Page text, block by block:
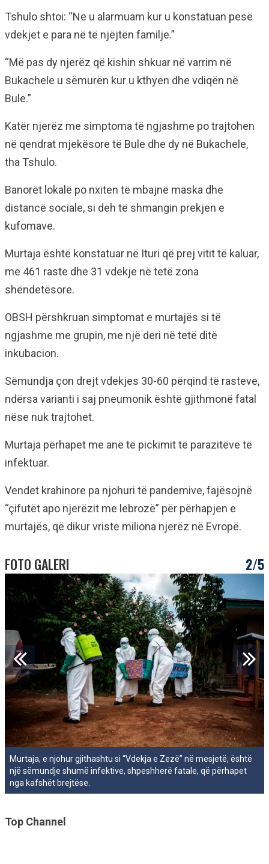
Tshulo shtoi: “Ne u alarmuam kur u konstatuan pesë
vdekjet e para në të njëjtën familje.”
“Më pas dy njerëz që kishin shkuar në varrim në
Bukachele u sëmurën kur u kthyen dhe vdiqën në
Bule.”
Katër njerëz me simptoma të ngjashme po trajtohen
në qendrat mjekësore të Bule dhe dy në Bukachele,
tha Tshulo.
Banorët lokalë po nxiten të mbajnë maska dhe
distancë sociale, si deh të shmangin prekjen e
kufomave.
Murtaja është konstatuar në Ituri që prej vitit të kaluar,
me 461 raste dhe 31 vdekje në tetë zona
shëndetësore.
OBSH përshkruan simptomat e murtajës si të
ngjashme me grupin, me një deri në tetë ditë
inkubacion.
Sëmundja çon drejt vdekjes 30-60 përqind të rasteve,
ndërsa varianti i saj pneumonik është gjithmonë fatal
nëse nuk trajtohet.
Murtaja përhapet me anë të pickimit të parazitëve të
infektuar.
Vendet krahinore pa njohuri të pandemive, fajësojnë
“çifutët apo njerëzit me lebrozë” për përhapjen e
murtajës, që dikur vriste miliona njerëz në Evropë.
FOTO GALERI 2/5
Murtaja, e njohur gjithashtu si “Vdekja e Zezë” në mesjetë, është
një sëmundje shumë infektive, shpeshherë fatale, që përhapet
nga kafshët brejtëse.
Top Channel